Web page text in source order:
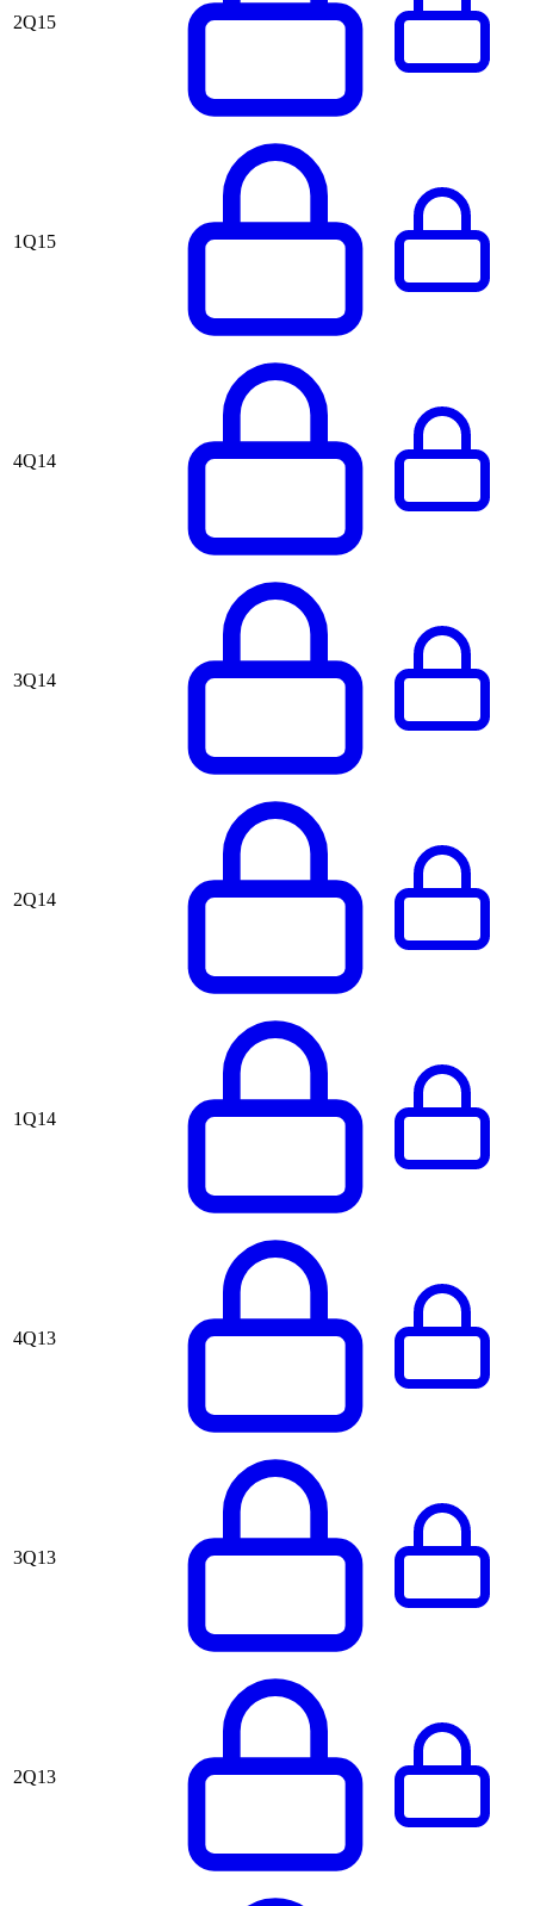
2Q15
1Q15
4Q14
3Q14
2Q14
1Q14
4Q13
3Q13
2Q13